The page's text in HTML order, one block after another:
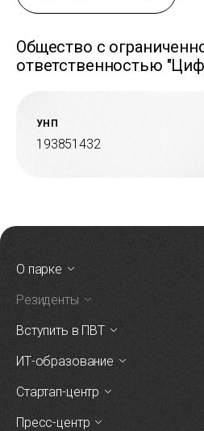
Общество с
ответственностью
УНП
193851432
О парке
Резиденты
Вступить в ПВТ
ИТ-образование
Стартап-центр
Пресс-центр